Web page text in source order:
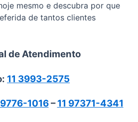
mesmo e descubra por que
de tantos clientes
de Atendimento
11 3993-2575
1016–11 97371-4341